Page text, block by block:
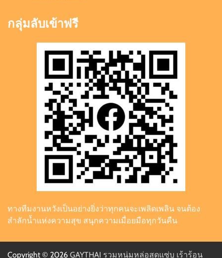
กลุ่มลับเข้าฟรี
ทางทีมงานหวังเป็นอย่างยิ่งว่าทุกคนจะเพลิดเพลิน จนต้อง
สำลักน้ำแห่งความสุข สนุกความเมื่อยมือทุกวันคืน
Copyright © 2026 GAYTHAI รวมหนุ่มหล่อสุดแซ่บ เร้าร้อน